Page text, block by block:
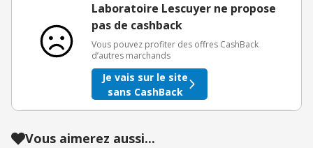
Laboratoire Lescuyer ne propose
pas de cashback
Vous pouvez profiter des offres CashBack
d’autres marchands
Je vais sur le site
sans CashBack
Vous aimerez aussi...